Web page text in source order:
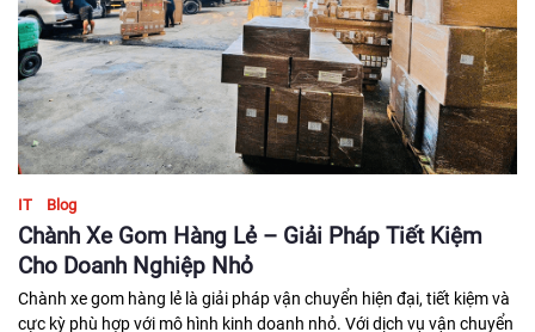
IT Blog
Chành Xe Gom Hàng Lẻ – Giải Pháp Tiết Kiệm
Cho Doanh Nghiệp Nhỏ
Chành xe gom hàng lẻ là giải pháp vận chuyển hiện đại, tiết kiệm và
cực kỳ phù hợp với mô hình kinh doanh nhỏ. Với dịch vụ vận chuyển